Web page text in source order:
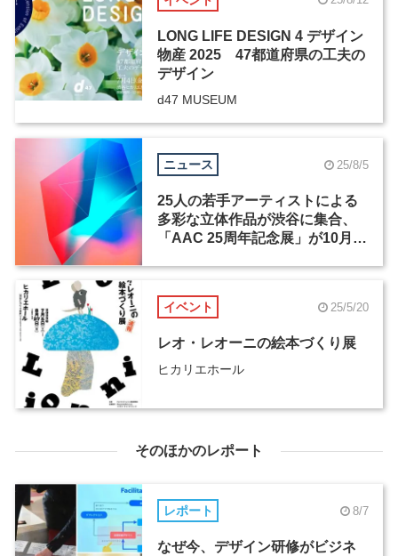
LONG LIFE DESIGN 4 デザイン
物産 2025 47都道府県の工夫の
デザイン
d47 MUSEUM
ニュース 25/8/5
25人の若手アーティストによる
多彩な立体作品が渋谷に集合、
「AAC 25周年記念展」が10月
イベント 25/5/20
レオ・レオーニの絵本づくり展
ヒカリエホール
そのほかのレポート
レポート 8/7
なぜ今、デザイン研修がビジネ